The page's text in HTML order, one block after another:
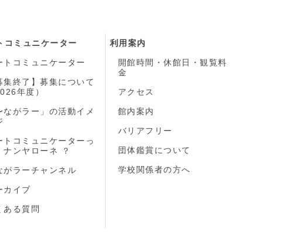
コミュニケーター
トコミュニケーター
集終了】募集について
年度）
ながラー」の活動イメ
トコミュニケーターっ
ナンヤローネ ？
がラーチャンネル
カイブ
ある質問
利用案内
開館時間・休館日・観覧料
金
アクセス
館内案内
バリアフリー
団体鑑賞について
学校関係者の方へ